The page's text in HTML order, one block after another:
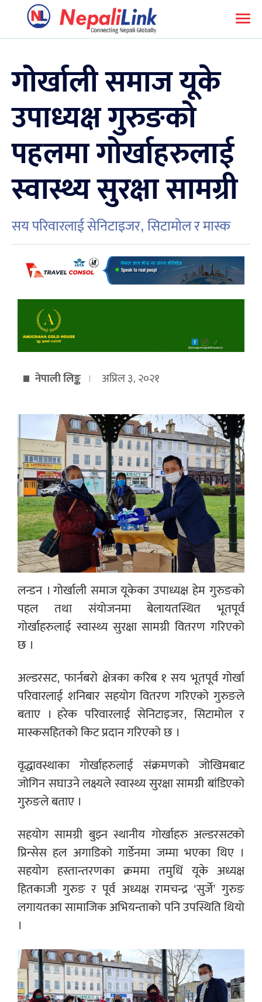
गोर्खाली समाज यूके
उपाध्यक्ष गुरुङको
पहलमा गोर्खाहरुलाई
स्वास्थ्य सुरक्षा सामग्री
सय परिवारलाई सेनिटाइजर, सिटामोल र मास्क
नेपाली लिङ्क अप्रिल ३, २०२१
लन्डन । गोर्खाली समाज यूकेका उपाध्यक्ष हेम गुरुङको
पहल तथा संयोजनमा बेलायतस्थित भूतपूर्व
गोर्खाहरुलाई स्वास्थ्य सुरक्षा सामग्री वितरण गरिएको
छ ।
अल्डरसट, फार्नबरो क्षेत्रका करिब १ सय भूतपूर्व गोर्खा
परिवारलाई शनिबार सहयोग वितरण गरिएको गुरुङले
बताए । हरेक परिवारलाई सेनिटाइजर, सिटामोल र
मास्कसहितको किट प्रदान गरिएको छ ।
वृद्धावस्थाका गोर्खाहरुलाई संक्रमणको जोखिमबाट
जोगिन सघाउने लक्ष्यले स्वास्थ्य सुरक्षा सामग्री बांडिएको
गुरुङले बताए ।
सहयोग सामग्री बुझ्न स्थानीय गोर्खाहरु अल्डरसटको
प्रिन्सेस हल अगाडिको गार्डेनमा जम्मा भएका थिए ।
सहयोग हस्तान्तरणका क्रममा तमुधिं यूके अध्यक्ष
हितकाजी गुरुङ र पूर्व अध्यक्ष रामचन्द्र ‘सुर्जे’ गुरुङ
लगायतका सामाजिक अभियन्ताको पनि उपस्थिति थियो
।